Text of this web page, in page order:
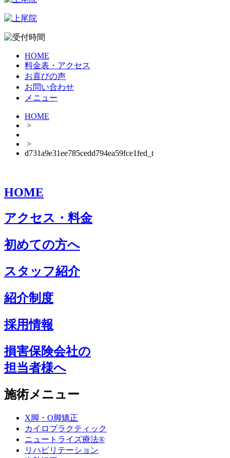
HOME
料金表・アクセス
お喜びの声
お問い合わせ
メニュー
HOME
>
>
d731a9e31ee785cedd794ea59fce1fed_t
HOME
アクセス・料金
初めての方へ
スタッフ紹介
紹介制度
採用情報
損害保険会社の
担当者様へ
施術メニュー
X脚・O脚矯正
カイロプラクティック
ニュートライズ療法®
リハビリテーション